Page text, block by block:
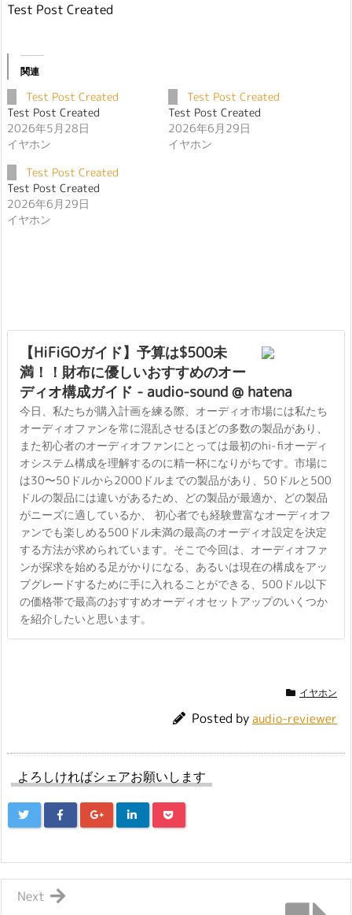
Test Post Created
関連
Test Post Created
Test Post Created
2026年5月28日
イヤホン
Test Post Created
Test Post Created
2026年6月29日
イヤホン
Test Post Created
Test Post Created
2026年6月29日
イヤホン
【HiFiGOガイド】予算は$500未
満！！財布に優しいおすすめのオー
ディオ構成ガイド - audio-sound @ hatena
今日、私たちが購入計画を練る際、オーディオ市場には私たち
オーディオファンを常に混乱させるほどの多数の製品があり、
また初心者のオーディオファンにとっては最初のhi-fiオーディ
オシステム構成を理解するのに精一杯になりがちです。市場に
は30〜50ドルから2000ドルまでの製品があり、50ドルと500
ドルの製品には違いがあるため、どの製品が最適か、どの製品
がニーズに適しているか、 初心者でも経験豊富なオーディオフ
ァンでも楽しめる500ドル未満の最高のオーディオ設定を決定
する方法が求められています。そこで今回は、オーディオファ
ンが探求を始める足がかりになる、あるいは現在の構成をアッ
プグレードするために手に入れることができる、500ドル以下
の価格帯で最高のおすすめオーディオセットアップのいくつか
を紹介したいと思います。
イヤホン
Posted byaudio-reviewer
よろしければシェアお願いします
Next